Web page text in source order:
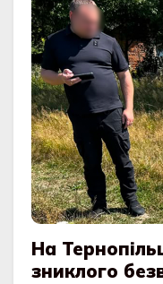
На
зниклого